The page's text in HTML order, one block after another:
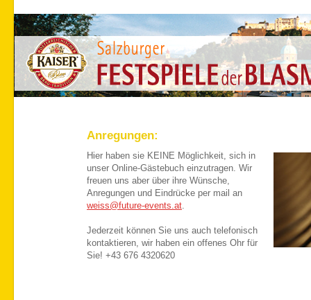
Anregungen:
Hier haben sie KEINE Möglichkeit, sich in
unser Online-Gästebuch einzutragen. Wir
freuen uns aber über ihre Wünsche,
Anregungen und Eindrücke per mail an
weiss@future-events.at.
Jederzeit können Sie uns auch telefonisch
kontaktieren, wir haben ein offenes Ohr für
Sie! +43 676 4320620